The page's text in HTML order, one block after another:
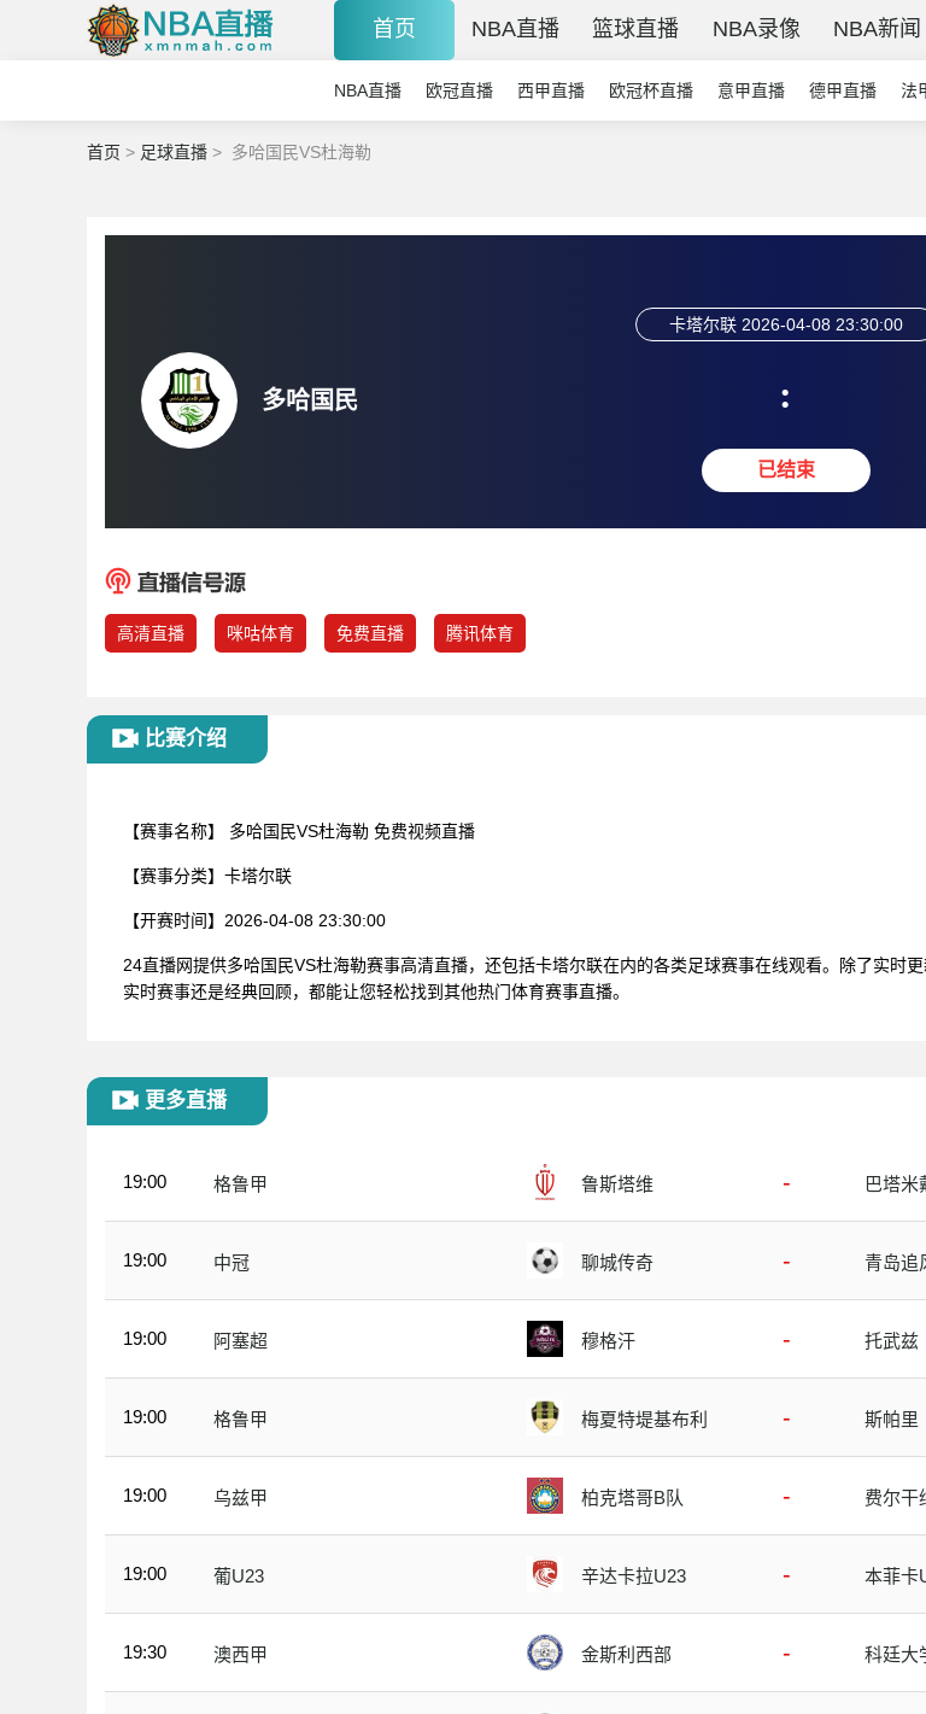
首页 NBA直播 篮球直播 NBA录像 NBA新闻
NBA直播 欧冠直播 西甲直播 欧冠杯直播 意甲直播 德甲直播 法
首页 > 足球直播 > 多哈国民VS杜海勒
多哈国民
卡塔尔联 2026-04-08 23:30:00
:
已结束
高清直播 咪咕体育 免费直播 腾讯体育
比赛介绍
【赛事名称】 多哈国民VS杜海勒 免费视频直播
【赛事分类】 卡塔尔联
【开赛时间】 2026-04-08 23:30:00
24直播网提供多哈国民VS杜海勒赛事高清直播，还包括卡塔尔联在内的各类足球赛事在线观看。除了实时
实时赛事还是经典回顾，都能让您轻松找到其他热门体育赛事直播。
更多直播
19:00 格鲁甲 鲁斯塔维 - 巴塔米
19:00 中冠 聊城传奇 - 青岛追
19:00 阿塞超 穆格汗 - 托武兹
19:00 格鲁甲 梅夏特堤基布利 - 斯帕里
19:00 乌兹甲 柏克塔哥B队 - 费尔干
19:00 葡U23 辛达卡拉U23 - 本菲卡
19:30 澳西甲 金斯利西部 - 科廷大